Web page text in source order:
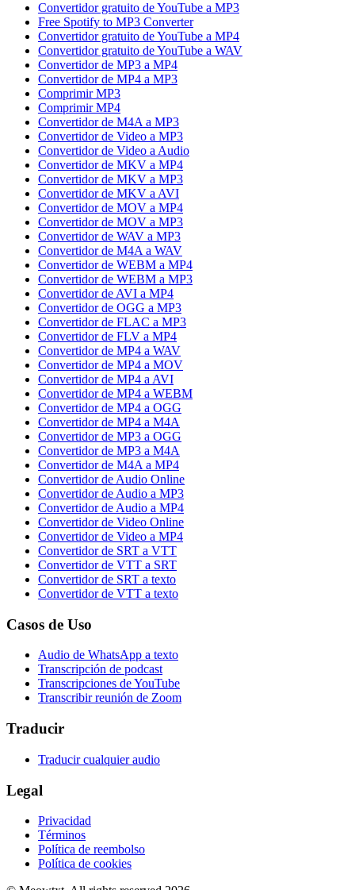
Convertidor gratuito de YouTube a MP3
Free Spotify to MP3 Converter
Convertidor gratuito de YouTube a MP4
Convertidor gratuito de YouTube a WAV
Convertidor de MP3 a MP4
Convertidor de MP4 a MP3
Comprimir MP3
Comprimir MP4
Convertidor de M4A a MP3
Convertidor de Video a MP3
Convertidor de Video a Audio
Convertidor de MKV a MP4
Convertidor de MKV a MP3
Convertidor de MKV a AVI
Convertidor de MOV a MP4
Convertidor de MOV a MP3
Convertidor de WAV a MP3
Convertidor de M4A a WAV
Convertidor de WEBM a MP4
Convertidor de WEBM a MP3
Convertidor de AVI a MP4
Convertidor de OGG a MP3
Convertidor de FLAC a MP3
Convertidor de FLV a MP4
Convertidor de MP4 a WAV
Convertidor de MP4 a MOV
Convertidor de MP4 a AVI
Convertidor de MP4 a WEBM
Convertidor de MP4 a OGG
Convertidor de MP4 a M4A
Convertidor de MP3 a OGG
Convertidor de MP3 a M4A
Convertidor de M4A a MP4
Convertidor de Audio Online
Convertidor de Audio a MP3
Convertidor de Audio a MP4
Convertidor de Video Online
Convertidor de Video a MP4
Convertidor de SRT a VTT
Convertidor de VTT a SRT
Convertidor de SRT a texto
Convertidor de VTT a texto
Casos de Uso
Audio de WhatsApp a texto
Transcripción de podcast
Transcripciones de YouTube
Transcribir reunión de Zoom
Traducir
Traducir cualquier audio
Legal
Privacidad
Términos
Política de reembolso
Política de cookies